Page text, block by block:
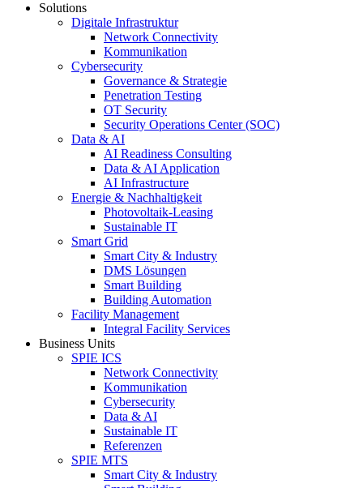
Solutions
Digitale Infrastruktur
Network Connectivity
Kommunikation
Cybersecurity
Governance & Strategie
Penetration Testing
OT Security
Security Operations Center (SOC)
Data & AI
AI Readiness Consulting
Data & AI Application
AI Infrastructure
Energie & Nachhaltigkeit
Photovoltaik-Leasing
Sustainable IT
Smart Grid
Smart City & Industry
DMS Lösungen
Smart Building
Building Automation
Facility Management
Integral Facility Services
Business Units
SPIE ICS
Network Connectivity
Kommunikation
Cybersecurity
Data & AI
Sustainable IT
Referenzen
SPIE MTS
Smart City & Industry